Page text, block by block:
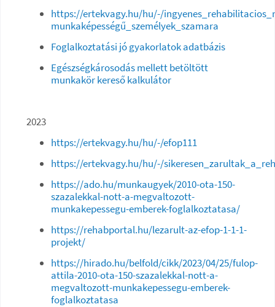
https://ertekvagy.hu/hu/-/
munkaképességű_személyek_szamara
Foglalkoztatási jó gyakorlatok adatbázis
Egészségkárosodás mellett betöltött
munkakör kereső kalkulátor
2023
https://ertekvagy.hu/hu/-/efop111
https://ertekvagy.hu/hu/-/
https://ado.hu/munkaugyek/2010-ota-150-
szazalekkal-nott-a-megvaltozott-
munkakepessegu-emberek-foglalkoztatasa/
https://rehabportal.hu/lezarult-az-efop-1-1-1-
projekt/
https://hirado.hu/belfold/cikk/2023/04/25/fulop-
attila-2010-ota-150-szazalekkal-nott-a-
megvaltozott-munkakepessegu-emberek-
foglalkoztatasa